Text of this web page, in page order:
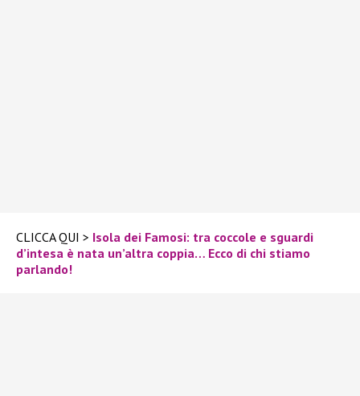
CLICCA QUI > Isola dei Famosi: tra coccole e sguardi
d’intesa è nata un’altra coppia… Ecco di chi stiamo
parlando!